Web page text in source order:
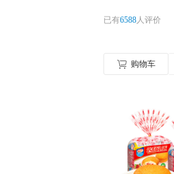
抢！！！
已有6588人评价
购物车